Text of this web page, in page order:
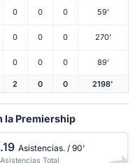
0 0 0 59'
0 0 0 270'
0 0 0 89'
2 0 0 2198'
la Premiership
Asistencias. / 90'
Total